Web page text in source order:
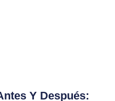
Y Después: